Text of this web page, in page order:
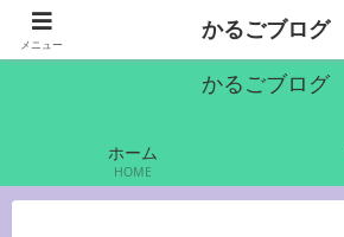
かるご（軽語）でいきます
かるごブログ
ホーム
HOME
メニュー
かるごブログ